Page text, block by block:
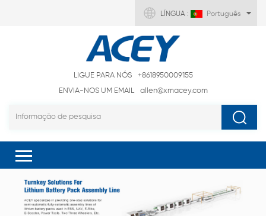
LÍNGUA : Português
LIGUE PARA NÓS
+8618950009155
ENVIA-NOS UM EMAIL
allen@xmacey.com